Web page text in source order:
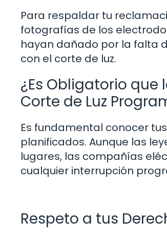
Para respaldar tu
fotografías de los
hayan dañado por la falta
con el corte de luz.
¿Es Obligatorio
Corte de Luz
Es fundamental conocer
planificados. Aunque las
lugares, las compañías
cualquier interrupción
Respeto a tus